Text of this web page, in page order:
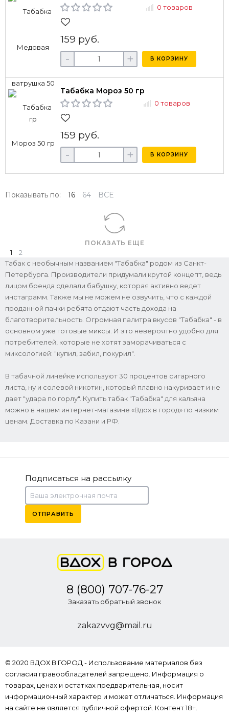
0 товаров
159 руб.
- + В КОРЗИНУ
Табабка Мороз 50 гр
0 товаров
159 руб.
- + В КОРЗИНУ
Показывать по: 16 64 ВСЕ
ПОКАЗАТЬ ЕЩЕ
1
2
Табак с необычным названием "Табабка" родом из Санкт-
Петербурга. Производители придумали крутой концепт, ведь
лицом бренда сделали бабушку, которая активно ведет
инстаграмм. Также мы не можем не озвучить, что с каждой
проданной пачки ребята отдают часть дохода на
благотворительность. Огромная палитра вкусов "Табабка" - в
основном уже готовые миксы. И это невероятно удобно для
потребителей, которые не хотят заморачиваться с
миксологией: "купил, забил, покурил".
В табачной линейке используют 30 процентов сигарного
листа, ну и солевой никотин, который плавно накуривает и не
дает "удара по горлу". Купить табак "Табабка" для кальяна
можно в нашем интернет-магазине «Вдох в город» по низким
ценам. Доставка по Казани и РФ.
Подписаться на рассылку
ОТПРАВИТЬ
8 (800) 707-76-27
Заказать обратный звонок
zakazvvg@mail.ru
© 2020 ВДОХ В ГОРОД - Использование материалов без
согласия правообладателей запрещено. Информация о
товарах, ценах и остатках предварительная, носит
информационный характер и может отличаться. Информация
на сайте не является публичной офертой. Контент 18+.